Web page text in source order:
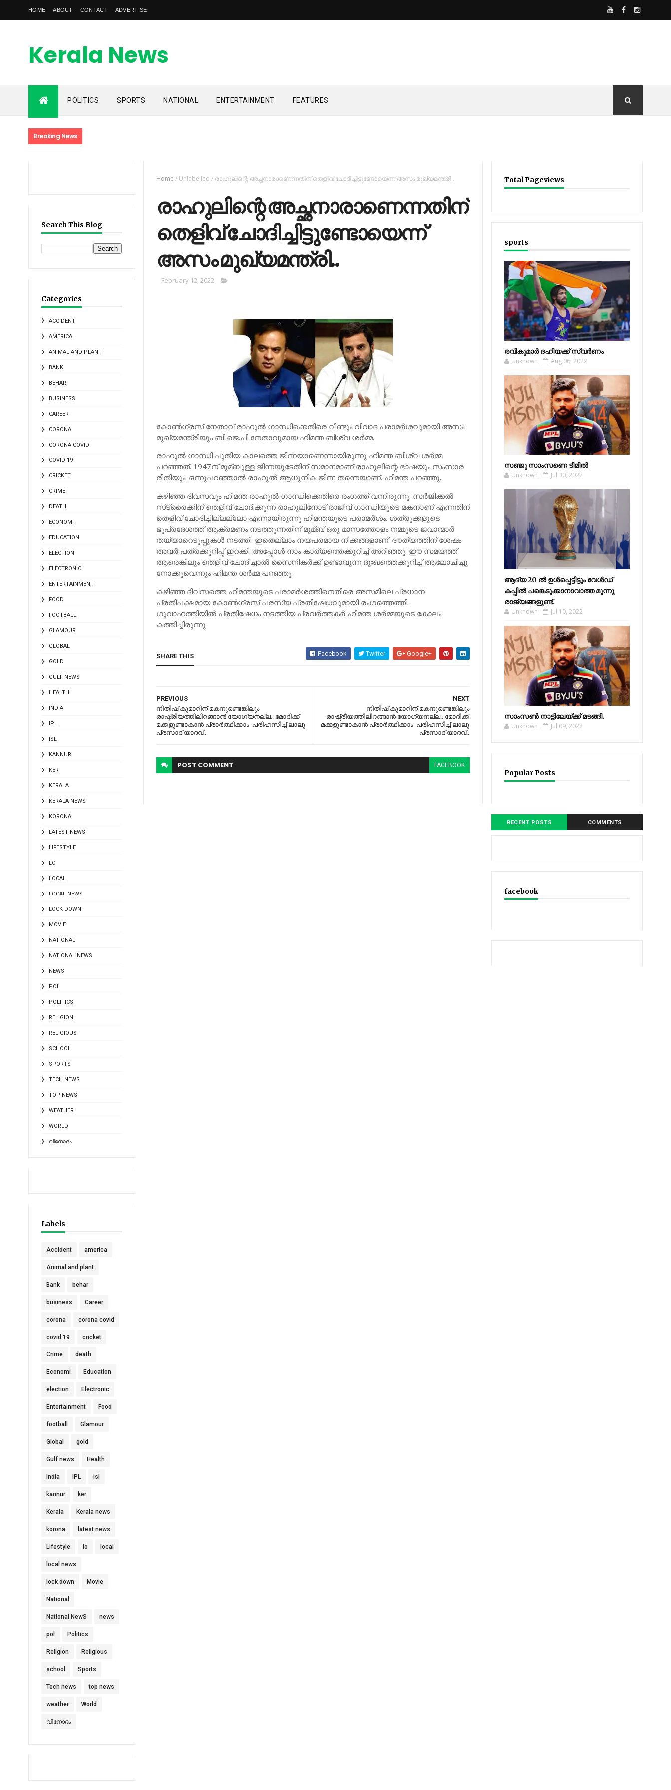
HOME ABOUT CONTACT ADVERTISE
Kerala News
Feed
kerala news feed is the one of the best malayalam online
POLITICS SPORTS NATIONAL ENTERTAINMENT FEATURES
Breaking News
Search This Blog
Categories
ACCIDENT
AMERICA
ANIMAL AND PLANT
BANK
BEHAR
BUSINESS
CAREER
CORONA
CORONA COVID
COVID 19
CRICKET
CRIME
DEATH
ECONOMI
EDUCATION
ELECTION
ELECTRONIC
ENTERTAINMENT
FOOD
FOOTBALL
GLAMOUR
GLOBAL
GOLD
GULF NEWS
HEALTH
INDIA
IPL
ISL
KANNUR
KER
KERALA
KERALA NEWS
KORONA
LATEST NEWS
LIFESTYLE
LO
LOCAL
LOCAL NEWS
LOCK DOWN
MOVIE
NATIONAL
NATIONAL NEWS
NEWS
POL
POLITICS
RELIGION
RELIGIOUS
SCHOOL
SPORTS
TECH NEWS
TOP NEWS
WEATHER
WORLD
വിനോദം
Labels
Accident america
Animal and plant
Bank behar
business Career
corona corona covid
covid 19 cricket
Crime death
Economi Education
election Electronic
Entertainment Food
football Glamour
Global gold
Gulf news Health
India IPL isl
kannur ker
Kerala Kerala news
korona latest news
Lifestyle lo local
local news
lock down Movie
National
National NewS news
pol Politics
Religion Religious
school Sports
Tech news top news
weather World
വിനോദം
Home / Unlabelled/ രാഹുലിന്റെ അച്ഛനാരാണെന്നതിന് തെളിവ് ചോദിച്ചിട്ടുണ്ടോയെന്ന് അസം മുഖ്യമന്ത്രി..
രാഹുലിന്റെ അച്ഛനാരാണെന്നതിന്
തെളിവ് ചോദിച്ചിട്ടുണ്ടോയെന്ന്
അസം മുഖ്യമന്ത്രി..
February 12, 2022
കോണ്‍ഗ്രസ് നേതാവ് രാഹുല്‍ ഗാന്ധിക്കെതിരെ വീണ്ടും വിവാദ പരാമര്‍ശവുമായി അസം
മുഖ്യമന്ത്രിയും ബി.ജെ.പി നേതാവുമായ ഹിമന്ത ബിശ്വ ശര്‍മ്മ.
രാഹുല്‍ ഗാന്ധി പുതിയ കാലത്തെ ജിന്നയാണെന്നായിരുന്നു ഹിമന്ത ബിശ്വ ശര്‍മ്മ
പറഞ്ഞത്. 1947ന് മുമ്ബുള്ള ജിന്നയുടേതിന് സമാനമാണ് രാഹുലിന്റെ ഭാഷയും സംസാര
രീതിയും. ഒന്നുപറഞ്ഞാല്‍ രാഹുല്‍ ആധുനിക ജിന്ന തന്നെയാണ്. ഹിമന്ത പറഞ്ഞു.
കഴിഞ്ഞ ദിവസവും ഹിമന്ത രാഹുല്‍ ഗാന്ധിക്കെതിരെ രംഗത്ത് വന്നിരുന്നു. സര്‍ജിക്കല്‍
സ്‌ട്രൈക്കിന് തെളിവ് ചോദിക്കുന്ന രാഹുലിനോട് രാജീവ് ഗാന്ധിയുടെ മകനാണ് എന്നതിന്
തെളിവ് ചോദിച്ചില്ലല്ലോ എന്നായിരുന്നു ഹിമന്തയുടെ പരാമര്‍ശം. ശത്രുക്കളുടെ
ഭൂപ്രദേശത്ത് ആക്രമണം നടത്തുന്നതിന് മുമ്ബ് ഒരു മാസത്തോളം നമ്മുടെ ജവാന്മാര്‍
തയ്യാറെടുപ്പുകള്‍ നടത്തി. ഇതെല്ലാം നയപരമായ നീക്കങ്ങളാണ്. ദൗത്യത്തിന് ശേഷം
അവര്‍ പത്രക്കുറിപ്പ് ഇറക്കി. അപ്പോള്‍ നാം കാര്യത്തെക്കുറിച്ച്‌ അറിഞ്ഞു. ഈ സമയത്ത്
ആരെങ്കിലും തെളിവ് ചോദിച്ചാല്‍ സൈനികര്‍ക്ക് ഉണ്ടാവുന്ന ദുഃഖത്തെക്കുറിച്ച്‌ ആലോചിച്ചു
നോക്കൂവെന്നും ഹിമന്ത ശര്‍മ്മ പറഞ്ഞു.
കഴിഞ്ഞ ദിവസത്തെ ഹിമന്തയുടെ പരാമര്‍ശത്തിനെതിരെ അസമിലെ പ്രധാന
പ്രതിപക്ഷമായ കോണ്‍ഗ്രസ് പരസ്യ പ്രതിഷേധവുമായി രംഗത്തെത്തി.
ഗുവാഹത്തിയില്‍ പ്രതിഷേധം നടത്തിയ പ്രവര്‍ത്തകര്‍ ഹിമന്ത ശര്‍മ്മയുടെ കോലം
കത്തിച്ചിരുന്നു
SHARE THIS Facebook Twitter Google+
NEXT
നിതീഷ് കുമാറിന് മകനുണ്ടെങ്കിലും
രാഷ്ട്രീയത്തിലിറങ്ങാന്‍ യോഗ്യനല്ല.. മോദിക്ക്
മക്കളുണ്ടാകാന്‍ പ്രാര്‍ത്ഥിക്കാം- പരിഹസിച്ച്‌ ലാലു
പ്രസാദ് യാദവ്‌..
PREVIOUS
നിതീഷ് കുമാറിന് മകനുണ്ടെങ്കിലും
രാഷ്ട്രീയത്തിലിറങ്ങാന്‍ യോഗ്യനല്ല.. മോദിക്ക്
മക്കളുണ്ടാകാന്‍ പ്രാര്‍ത്ഥിക്കാം- പരിഹസിച്ച്‌ ലാലു
പ്രസാദ് യാദവ്‌..
POST COMMENT FACEBOOK
Total Pageviews
sports
രവികുമാര്‍ ദഹിയക്ക് സ്വര്‍ണം
Unknown Aug 06, 2022
സഞ്ജു സാംസണെ ടീമില്‍
Unknown Jul 30, 2022
ആദ്യ 20 ല്‍ ഉള്‍പ്പെട്ടിട്ടും വേള്‍ഡ്
കപ്പില്‍ പങ്കെടുക്കാനാവാത്ത മൂന്നു
രാജ്യങ്ങളുണ്ട്.
Unknown Jul 10, 2022
സാംസണ്‍ നാട്ടിലേയ്‌ക്ക് മടങ്ങി.
Unknown Jul 09, 2022
Popular Posts
RECENT POSTS COMMENTS
facebook